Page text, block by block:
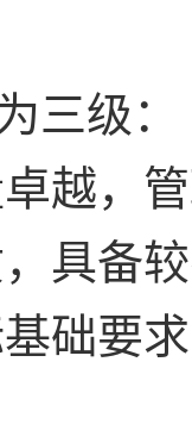
三级：
越，
具备
础要